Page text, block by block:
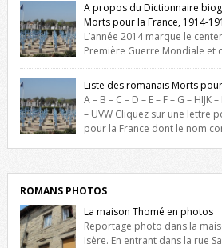
A propos du Dictionnaire
Morts pour la France, 1914-
L’année 2014 marque le
Première Guerre Mondiale et
biographique veut rendre hommage aux
France durant ce conflit. La base de cette
constituée des noms gravés sur les plaques
l’Hôtel de Ville, du lycée du Dauphiné et du
Liste des romanais Morts
A – B – C – D – E – F – G – HIJK
– UVW Cliquez sur une lettre
pour la France dont le nom
ROMANS PHOTOS
La maison Thomé en photos
Reportage photo dans la
Isère. En entrant dans la rue